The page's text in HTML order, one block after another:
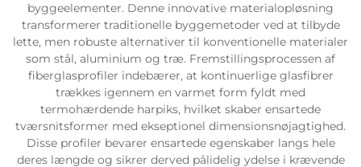
byggeelementer. Denne innovative materialopløsning
transformerer traditionelle byggemetoder ved at tilbyde
lette, men robuste alternativer til konventionelle materialer
som stål, aluminium og træ. Fremstillingsprocessen af
fiberglasprofiler indebærer, at kontinuerlige glasfibrer
trækkes igennem en varmet form fyldt med
termohærdende harpiks, hvilket skaber ensartede
tværsnitsformer med ekseptionel dimensionsnøjagtighed.
Disse profiler bevarer ensartede egenskaber langs hele
deres længde og sikrer derved pålidelig ydelse i krævende